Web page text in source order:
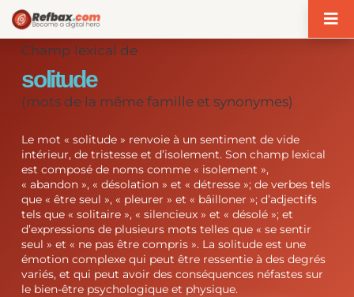
Champ lexical de
solitude
(mots de la même famille et synonymes)
Le mot « solitude » renvoie à un sentiment de vide
intérieur, de tristesse et d’isolement. Son champ lexical
est composé de noms comme « isolement »,
« abandon », « désolation » et « détresse »; de verbes tels
que « être seul », « pleurer » et « bâilloner »; d’adjectifs
tels que « solitaire », « silencieux » et « désolé »; et
d’expressions de plusieurs mots telles que « se sentir
seul » et « ne pas être compris ». La solitude est une
émotion complexe qui peut être ressentie à des degrés
variés, et qui peut avoir des conséquences néfastes sur
le bien-être psychologique et physique.
Panneau de gestion des cookies